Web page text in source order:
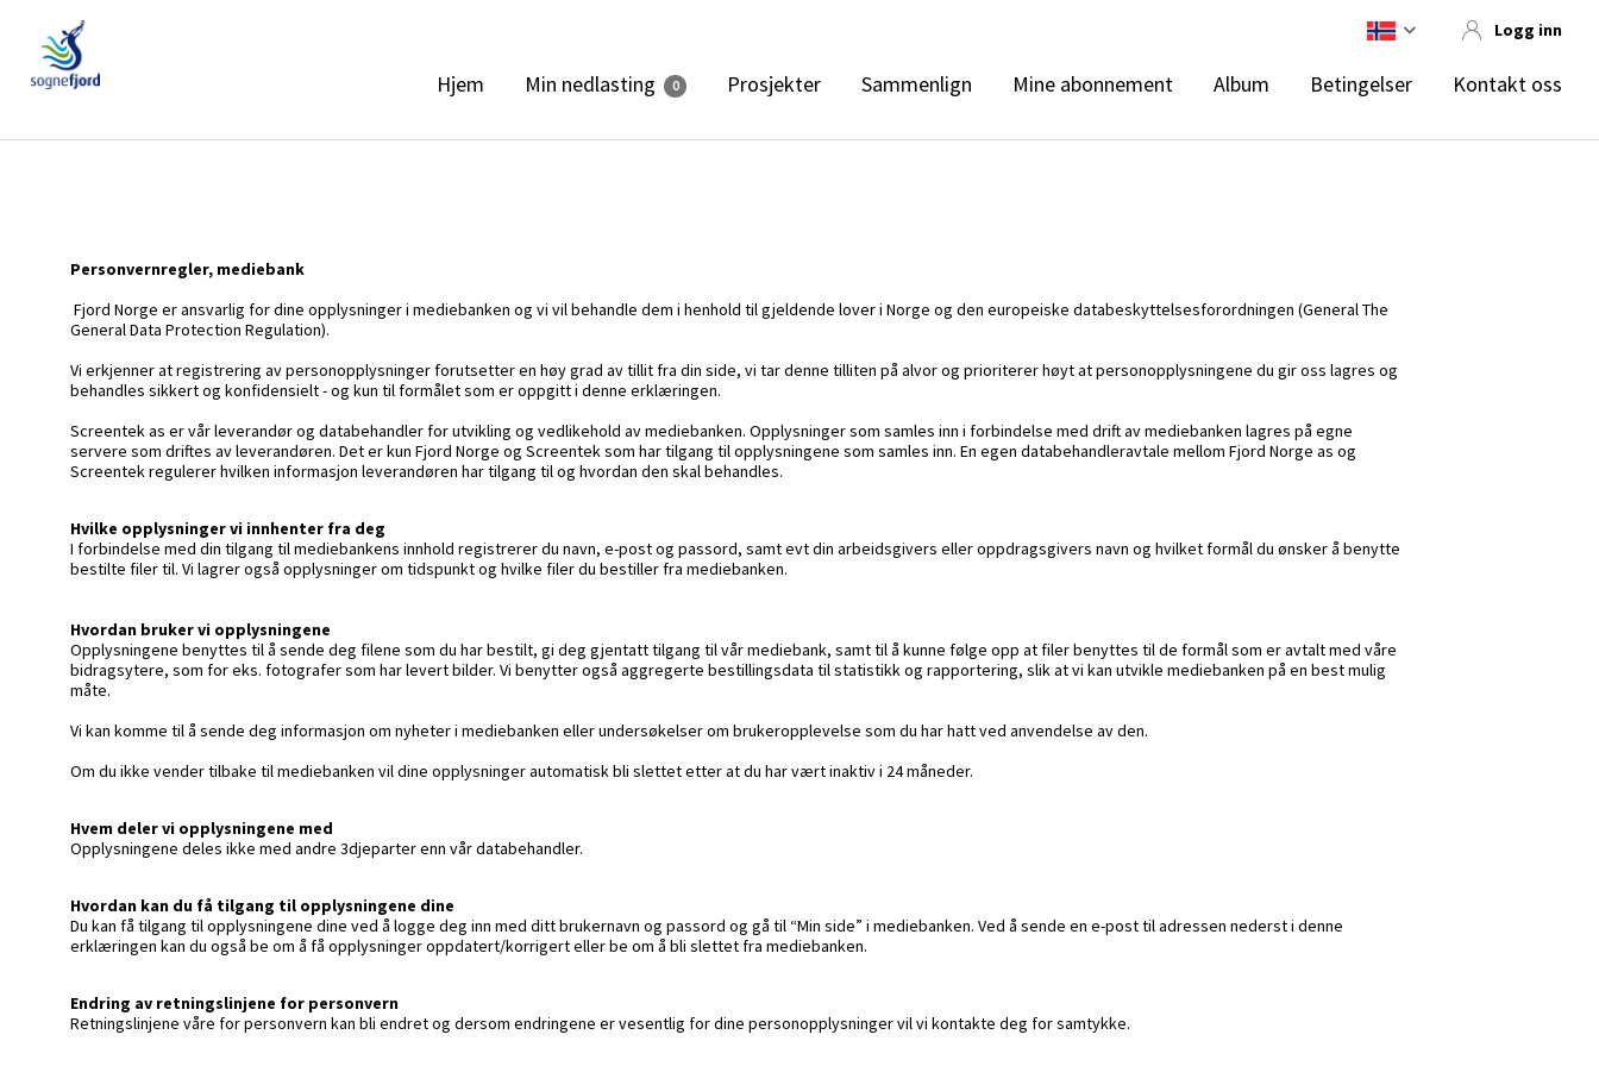
Logg inn
Hjem Min nedlasting 0 Prosjekter Sammenlign Mine abonnement Album Betingelser Kontakt oss
Personvernregler, mediebank
Fjord Norge er ansvarlig for dine opplysninger i mediebanken og vi vil behandle dem i henhold til gjeldende lover i Norge og den europeiske databeskyttelsesforordningen (General The
General Data Protection Regulation).
Vi erkjenner at registrering av personopplysninger forutsetter en høy grad av tillit fra din side, vi tar denne tilliten på alvor og prioriterer høyt at personopplysningene du gir oss lagres og
behandles sikkert og konfidensielt - og kun til formålet som er oppgitt i denne erklæringen.
Screentek as er vår leverandør og databehandler for utvikling og vedlikehold av mediebanken. Opplysninger som samles inn i forbindelse med drift av mediebanken lagres på egne
servere som driftes av leverandøren. Det er kun Fjord Norge og Screentek som har tilgang til opplysningene som samles inn. En egen databehandleravtale mellom Fjord Norge as og
Screentek regulerer hvilken informasjon leverandøren har tilgang til og hvordan den skal behandles.
Hvilke opplysninger vi innhenter fra deg
I forbindelse med din tilgang til mediebankens innhold registrerer du navn, e-post og passord, samt evt din arbeidsgivers eller oppdragsgivers navn og hvilket formål du ønsker å benytte
bestilte filer til. Vi lagrer også opplysninger om tidspunkt og hvilke filer du bestiller fra mediebanken.
Hvordan bruker vi opplysningene
Opplysningene benyttes til å sende deg filene som du har bestilt, gi deg gjentatt tilgang til vår mediebank, samt til å kunne følge opp at filer benyttes til de formål som er avtalt med våre
bidragsytere, som for eks. fotografer som har levert bilder. Vi benytter også aggregerte bestillingsdata til statistikk og rapportering, slik at vi kan utvikle mediebanken på en best mulig
måte.
Vi kan komme til å sende deg informasjon om nyheter i mediebanken eller undersøkelser om brukeropplevelse som du har hatt ved anvendelse av den.
Om du ikke vender tilbake til mediebanken vil dine opplysninger automatisk bli slettet etter at du har vært inaktiv i 24 måneder.
Hvem deler vi opplysningene med
Opplysningene deles ikke med andre 3djeparter enn vår databehandler.
Hvordan kan du få tilgang til opplysningene dine
Du kan få tilgang til opplysningene dine ved å logge deg inn med ditt brukernavn og passord og gå til “Min side” i mediebanken. Ved å sende en e-post til adressen nederst i denne
erklæringen kan du også be om å få opplysninger oppdatert/korrigert eller be om å bli slettet fra mediebanken.
Endring av retningslinjene for personvern
Retningslinjene våre for personvern kan bli endret og dersom endringene er vesentlig for dine personopplysninger vil vi kontakte deg for samtykke.